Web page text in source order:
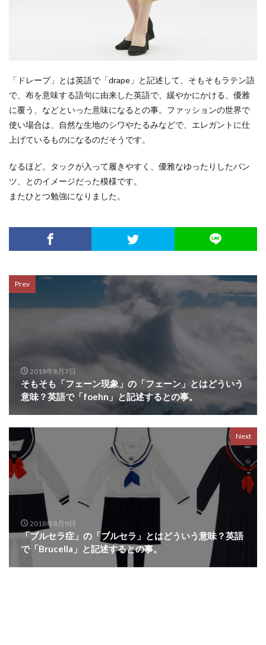
「ドレープ」とは英語で「drape」と記述して、そもそもラテン語
で、布を意味する語句に由来した英語で、緩やかにかける、優雅
に覆う、などといった意味になるとの事。ファッションの世界で
使い場合は、自然な生地のシワやたるみなどで、エレガントに仕
上げているものになるのだそうです。
なるほど。タックが入って履きやすく、優雅なゆったりしたパン
ツ、とのイメージだった模様です。
またひとつ勉強になりました。
Prev
2018年8月7日
そもそも「フェーン現象」の「フェーン」とはどういう
意味？英語で「foehn」と記述するとの事。
Next
2018年8月9日
「ブルセラ症」の「ブルセラ」とはどういう意味？英語
で「Brucella」と記述するとの事。